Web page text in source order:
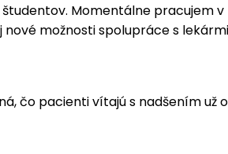
Momentálne pracujem v
možnosti spolupráce s lekármi
čo pacienti vítajú s nadšením už